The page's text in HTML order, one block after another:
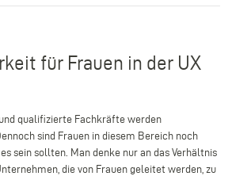
für Frauen in der UX
qualifizierte Fachkräfte werden
sind Frauen in diesem Bereich noch
sein sollten. Man denke nur an das Verhältnis
die von Frauen geleitet werden, zu